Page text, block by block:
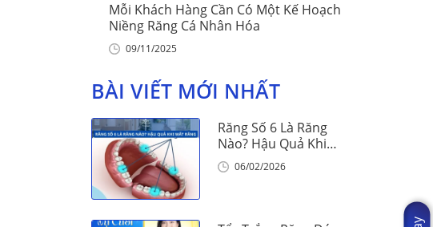
Mỗi Khách Hàng Cần Có Một Kế Hoạch
Niềng Răng Cá Nhân Hóa
09/11/2025
BÀI VIẾT MỚI NHẤT
Răng Số 6 Là Răng
Nào? Hậu Quả Khi
Mất Răng Số 6
06/02/2026